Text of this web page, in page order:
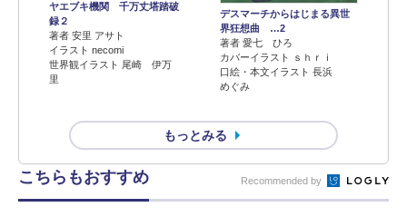
ヤエブキ機関 千万丈塔踏破
録２
著者 安里 アサト
イラスト necomi
世界観イラスト 尾崎 伊万
里
デスマーチからはじまる異世
界狂想曲 …2
著者 愛七 ひろ
カバーイラスト ｓｈｒｉ
口絵・本文イラスト 長浜
めぐみ
もっとみる
こちらもおすすめ Recommended by